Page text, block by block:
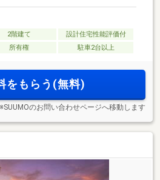
2階建て
設計住宅性能評価付
所有権 駐車2台以上
をもらう(無料)
※SUUMOのお問い合わせページへ移動します